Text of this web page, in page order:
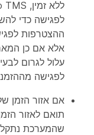
לפגישה כדי
אלא אם כן
עלול לגרום
לפגישה
שהמערכת